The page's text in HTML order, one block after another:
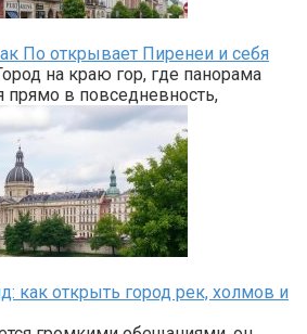
По открывает Пиренеи и себя
на краю гор, где панорама
прямо в повседневность,
как открыть город рек, холмов и